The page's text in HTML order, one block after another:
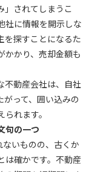
」されてしまうこ
社に情報を開示しな
を探すことになるた
かかり、売却金額も
不動産会社は、自社
って、囲い込みの
れます。
句の一つ
ないものの、古くか
は確かです。不動産